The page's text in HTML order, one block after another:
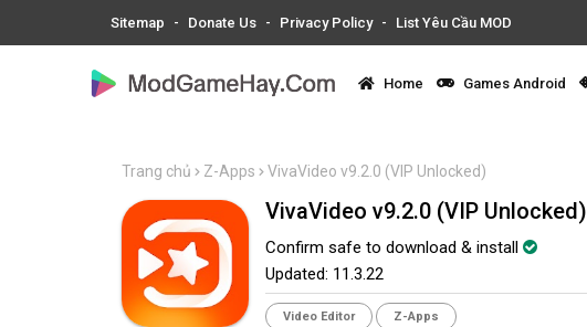
Sitemap Donate Us Privacy Policy List Yêu Cầu MOD
Home Games Android
Trang chủ Z-Apps VivaVideo v9.2.0 (VIP Unlocked)
VivaVideo v9.2.0 (VIP Unlocked)
Confirm safe to download & install
Updated: 11.3.22
Video Editor Z-Apps